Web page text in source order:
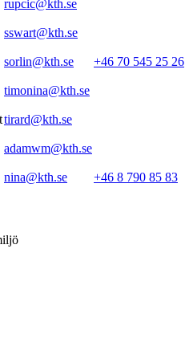
rupcic@kth.se
sswart@kth.se
sorlin@kth.se +46 70 545 25 26
timonina@kth.se
tirard@kth.se
adamwm@kth.se
nina@kth.se +46 8 790 85 83